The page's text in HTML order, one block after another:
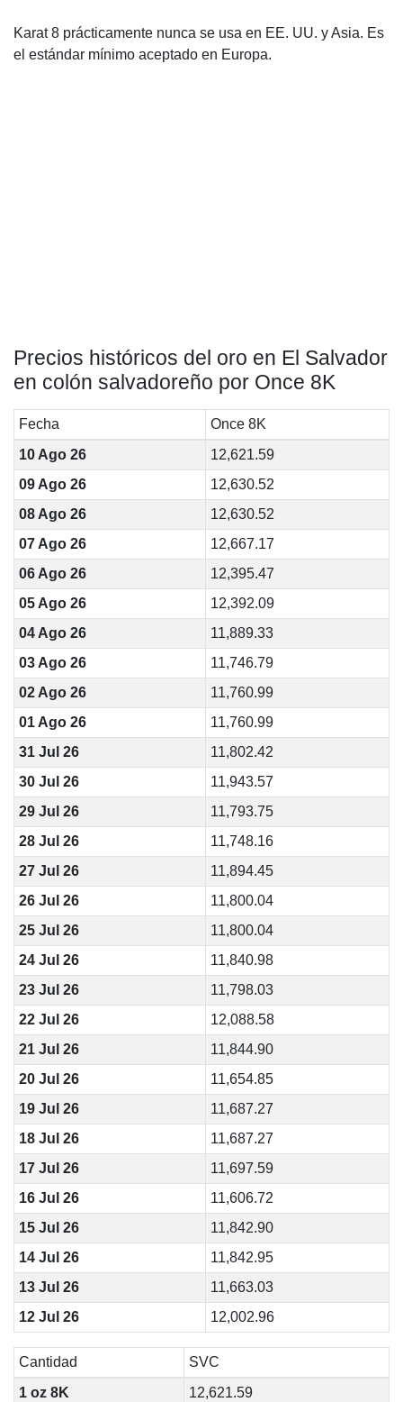
Karat 8 prácticamente nunca se usa en EE. UU. y Asia. Es
el estándar mínimo aceptado en Europa.
Precios históricos del oro en El Salvador
en colón salvadoreño por Once 8K
Fecha
Once 8K
10 Ago 26
12,621.59
09 Ago 26
12,630.52
08 Ago 26
12,630.52
07 Ago 26
12,667.17
06 Ago 26
12,395.47
05 Ago 26
12,392.09
04 Ago 26
11,889.33
03 Ago 26
11,746.79
02 Ago 26
11,760.99
01 Ago 26
11,760.99
31 Jul 26
11,802.42
30 Jul 26
11,943.57
29 Jul 26
11,793.75
28 Jul 26
11,748.16
27 Jul 26
11,894.45
26 Jul 26
11,800.04
25 Jul 26
11,800.04
24 Jul 26
11,840.98
23 Jul 26
11,798.03
22 Jul 26
12,088.58
21 Jul 26
11,844.90
20 Jul 26
11,654.85
19 Jul 26
11,687.27
18 Jul 26
11,687.27
17 Jul 26
11,697.59
16 Jul 26
11,606.72
15 Jul 26
11,842.90
14 Jul 26
11,842.95
13 Jul 26
11,663.03
12 Jul 26
12,002.96
Cantidad
SVC
1 oz 8K
12,621.59